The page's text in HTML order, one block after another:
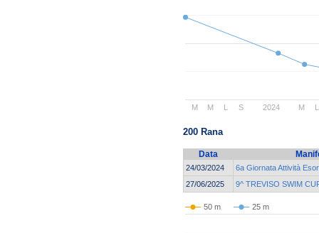
2024
M M L S M L
200 Rana
Data
24/03/2024
6a Giornata Attività
27/06/2025
9^ TREVISO SWIM
50 m 25 m